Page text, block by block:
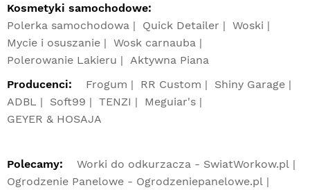
Kosmetyki samochodowe:
Polerka samochodowa
Quick Detailer
Woski
Mycie i osuszanie
Wosk carnauba
Polerowanie Lakieru
Aktywna Piana
Producenci:
Frogum RR Custom
Shiny Garage
ADBL
Soft99 TENZI
Meguiar's
GEYER & HOSAJA
Polecamy:
Worki do odkurzacza - SwiatWorkow.pl
Ogrodzenie Panelowe - Ogrodzeniepanelowe.pl